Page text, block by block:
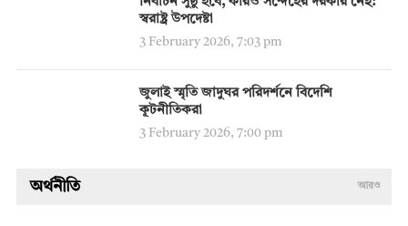
স্বরাষ্ট্র উপদেষ্টা
3 February 2026, 7:03 pm
জুলাই স্মৃতি জাদুঘর পরিদর্শনে বিদেশি
কূটনীতিকরা
3 February 2026, 7:00 pm
অর্থনীতি আরও